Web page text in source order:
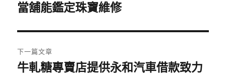
導
覽
一
文
章:
當舖能鑑定珠寶維修
下一篇文章
下
牛軋糖專賣店提供永和汽車借款致力